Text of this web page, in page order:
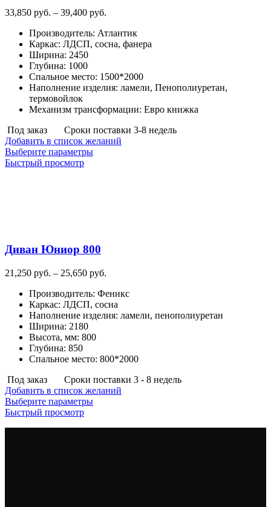
33,850 руб. – 39,400 руб.
33,850
руб.
руб.
Производитель: Атлантик
Каркас: ЛДСП, сосна, фанера
Ширина: 2450
Глубина: 1000
Спальное место: 1500*2000
Наполнение изделия: ламели, Пенополиуретан,
термовойлок
Механизм трансформации: Евро книжка
Под заказ
Сроки поставки 3-8 недель
Добавить в список желаний
Выберите параметрыЭтот
странице
Быстрый просмотр
Диван Юниор 800
21,250 руб. – 25,650 руб.
21,250
руб.
–
Производитель: Феникс
Каркас: ЛДСП, сосна
Наполнение изделия: ламели, пенополиуретан
Ширина: 2180
Высота, мм: 800
Глубина: 850
Спальное место: 800*2000
Под заказ
Сроки поставки 3 - 8 недель
Добавить в список желаний
Выберите параметрыЭтот
Быстрый просмотр